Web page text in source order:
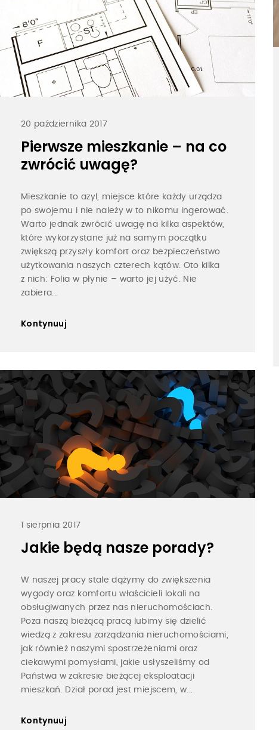
20 października 2017
Pierwsze mieszkanie – na co
zwrócić uwagę?
Mieszkanie to azyl, miejsce które każdy urządza
po swojemu i nie należy w to nikomu ingerować.
Warto jednak zwrócić uwagę na kilka aspektów,
które wykorzystane już na samym początku
zwiększą przyszły komfort oraz bezpieczeństwo
użytkowania naszych czterech kątów. Oto kilka
z nich: Folia w płynie – warto jej użyć. Nie
zabiera...
Kontynuuj
1 sierpnia 2017
Jakie będą nasze porady?
W naszej pracy stale dążymy do zwiększenia
wygody oraz komfortu właścicieli lokali na
obsługiwanych przez nas nieruchomościach.
Poza naszą bieżącą pracą lubimy się dzielić
wiedzą z zakresu zarządzania nieruchomościami,
jak również naszymi spostrzeżeniami oraz
ciekawymi pomysłami, jakie usłyszeliśmy od
Państwa w zakresie bieżącej eksploatacji
mieszkań. Dział porad jest miejscem, w...
Kontynuuj